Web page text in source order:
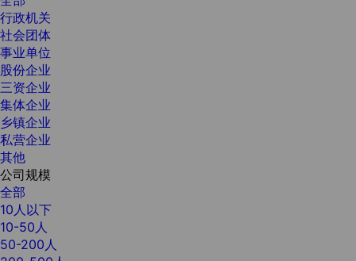
行政机关
社会团体
事业单位
股份企业
三资企业
集体企业
乡镇企业
私营企业
其他
公司规模
全部
10人以下
10-50人
50-200人